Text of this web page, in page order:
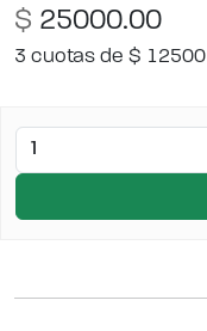
$ 25000.00
3 cuotas de $ 12500